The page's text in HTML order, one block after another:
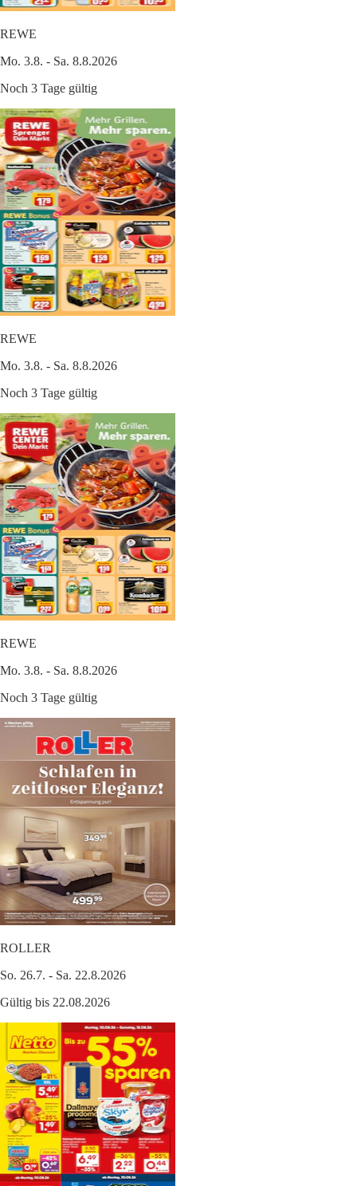
REWE
Mo. 3.8. - Sa. 8.8.2026
Noch 3 Tage gültig
REWE
Mo. 3.8. - Sa. 8.8.2026
Noch 3 Tage gültig
REWE
Mo. 3.8. - Sa. 8.8.2026
Noch 3 Tage gültig
ROLLER
So. 26.7. - Sa. 22.8.2026
Gültig bis 22.08.2026